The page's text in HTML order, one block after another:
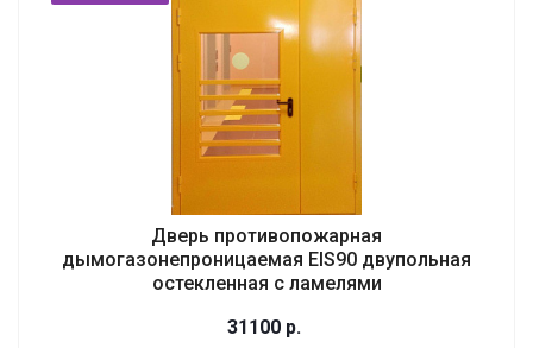
Дверь противопожарная
дымогазонепроницаемая EIS90 двупольная
остекленная с ламелями
31100 р.